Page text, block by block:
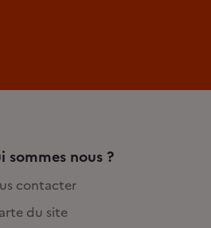
sommes nous ?
contacter
du site